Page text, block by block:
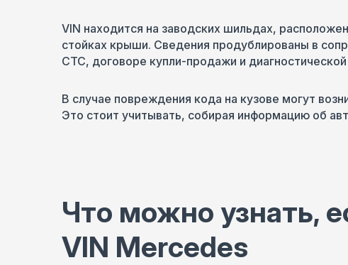
VIN находится на заводских шильдах,
стойках крыши. Сведения продублированы в
СТС, договоре купли-продажи и диагностической
В случае повреждения кода на кузове могут
Это стоит учитывать, собирая информацию об
Что можно узнать,
VIN Mercedes